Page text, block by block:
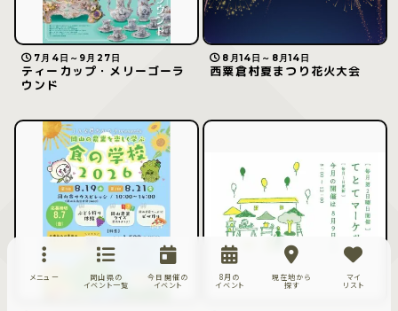
7月4日～9月27日
ティーカップ・メリーゴーラ
ウンド
8月14日～8月14日
西粟倉村夏まつり花火大会
メニュー
岡山県の
イベント一覧
今日開催の
イベント
8月の
イベント
現在地から
探す
マイ
リスト